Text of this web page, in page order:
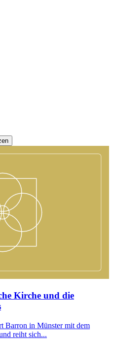
Kirche und die
Barron in Münster mit dem
reiht sich...